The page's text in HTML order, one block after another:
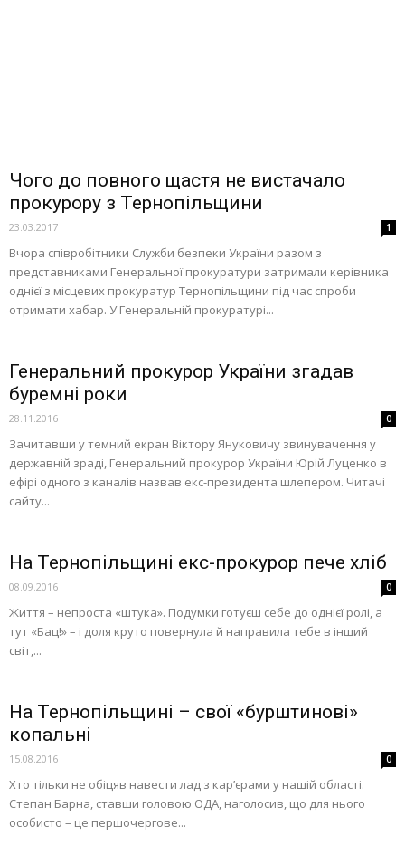
Чого до повного щастя не вистачало
прокурору з Тернопільщини
23.03.2017 1
Вчора співробітники Служби безпеки України разом з
представниками Генеральної прокуратури затримали керівника
однієї з місцевих прокуратур Тернопільщини під час спроби
отримати хабар. У Генеральній прокуратурі...
Генеральний прокурор України згадав
буремні роки
28.11.2016 0
Зачитавши у темний екран Віктору Януковичу звинувачення у
державній зраді, Генеральний прокурор України Юрій Луценко в
ефірі одного з каналів назвав екс-президента шлепером. Читачі
сайту...
На Тернопільщині екс-прокурор пече хліб
08.09.2016 0
Життя – непроста «штука». Подумки готуєш себе до однієї ролі, а
тут «Бац!» – і доля круто повернула й направила тебе в інший
світ,...
На Тернопільщині – свої «бурштинові»
копальні
15.08.2016 0
Хто тільки не обіцяв навести лад з кар’єрами у нашій області.
Степан Барна, ставши головою ОДА, наголосив, що для нього
особисто – це першочергове...